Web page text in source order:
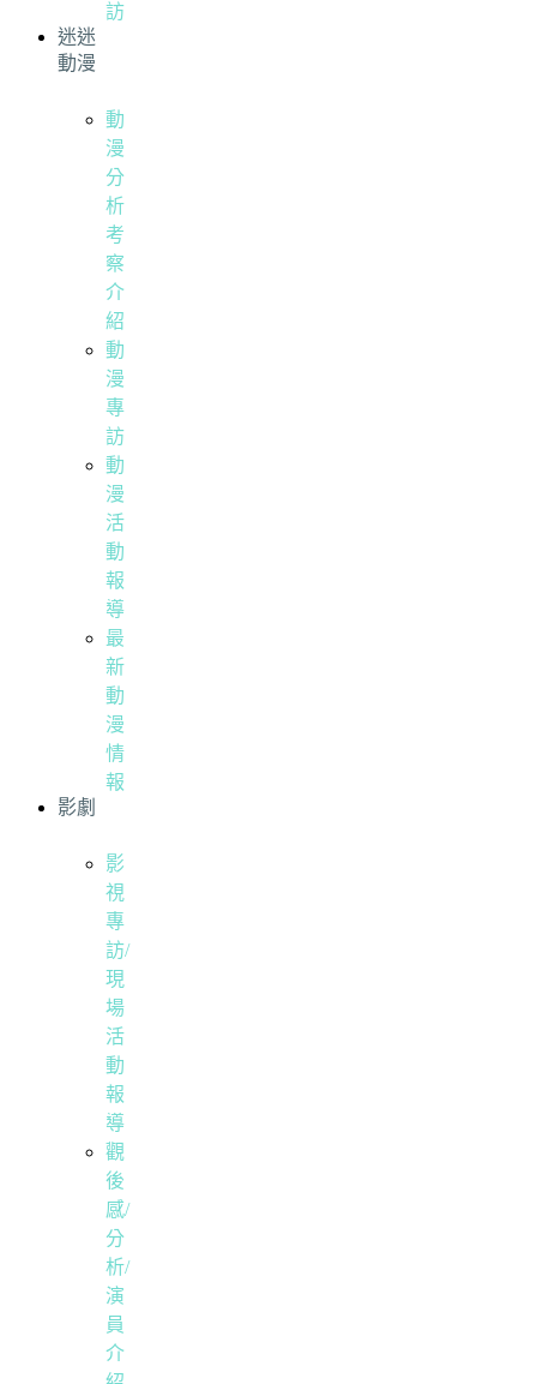
訪
迷迷
動漫
動
漫
分
析
考
察
介
紹
動
漫
專
訪
動
漫
活
動
報
導
最
新
動
漫
情
報
影劇
影
視
專
訪/
現
場
活
動
報
導
觀
後
感/
分
析/
演
員
介